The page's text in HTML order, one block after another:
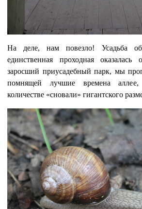
На деле, нам повезло! Усадьба
единственная проходная
заросший приусадебный парк, мы
помнящей лучшие времена
количестве «сновали» гигантского